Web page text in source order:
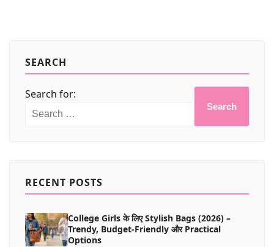
SEARCH
Search for:
Search
RECENT POSTS
College Girls के लिए Stylish Bags (2026) –
Trendy, Budget-Friendly और Practical
Options